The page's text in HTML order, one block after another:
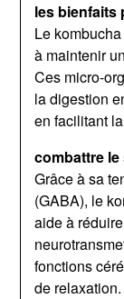
les bienfaits
Le
à maintenir
Ces micro-
la digestion
en facilitant
combattre
Grâce à sa
(GABA), le
aide à
fonctions
de relaxation.